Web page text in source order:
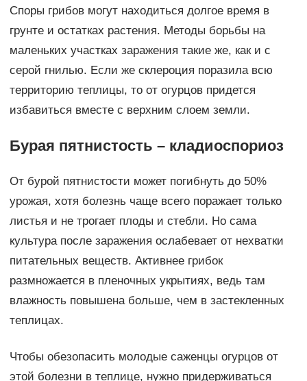
Споры грибов могут находиться долгое время в
грунте и остатках растения. Методы борьбы на
маленьких участках заражения такие же, как и с
серой гнилью. Если же склероция поразила всю
территорию теплицы, то от огурцов придется
избавиться вместе с верхним слоем земли.
Бурая пятнистость – кладиоспориоз
От бурой пятнистости может погибнуть до 50%
урожая, хотя болезнь чаще всего поражает только
листья и не трогает плоды и стебли. Но сама
культура после заражения ослабевает от нехватки
питательных веществ. Активнее грибок
размножается в пленочных укрытиях, ведь там
влажность повышена больше, чем в застекленных
теплицах.
Чтобы обезопасить молодые саженцы огурцов от
этой болезни в теплице, нужно придерживаться